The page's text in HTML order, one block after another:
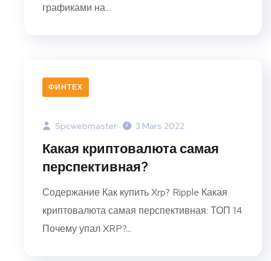
графиками на...
ФИНТЕХ
Spcwebmaster 3 Mars 2022
Какая криптовалюта самая
перспективная?
Содержание Как купить Xrp? Ripple Какая
криптовалюта самая перспективная: ТОП 14
Почему упал XRP?...